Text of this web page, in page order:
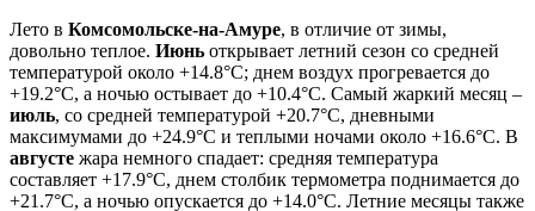
Лето в Комсомольске-на-Амуре, в отличие от зимы,
довольно теплое. Июнь открывает летний сезон со средней
температурой около +14.8°C; днем воздух прогревается до
+19.2°C, а ночью остывает до +10.4°C. Самый жаркий месяц –
июль, со средней температурой +20.7°C, дневными
максимумами до +24.9°C и теплыми ночами около +16.6°C. В
августе жара немного спадает: средняя температура
составляет +17.9°C, днем столбик термометра поднимается до
+21.7°C, а ночью опускается до +14.0°C. Летние месяцы также